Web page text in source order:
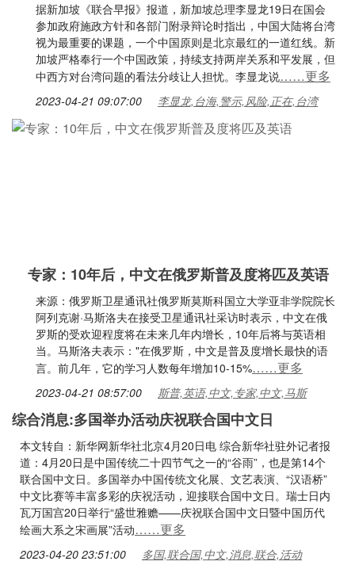
据新加坡《联合早报》报道，新加坡总理李显龙19日在国会
参加政府施政方针和各部门附录辩论时指出，中国大陆将台湾
视为最重要的课题，一个中国原则是北京最红的一道红线。新
加坡严格奉行一个中国政策，持续支持两岸关系和平发展，但
中西方对台湾问题的看法分歧让人担忧。李显龙说……更多
2023-04-21 09:07:00 李显龙,台海,警示,风险,正在,台湾
专家：10年后，中文在俄罗斯普及度将匹及英语
来源：俄罗斯卫星通讯社俄罗斯莫斯科国立大学亚非学院院长
阿列克谢·马斯洛夫在接受卫星通讯社采访时表示，中文在俄
罗斯的受欢迎程度将在未来几年内增长，10年后将与英语相
当。马斯洛夫表示："在俄罗斯，中文是普及度增长最快的语
言。前几年，它的学习人数每年增加10-15%……更多
2023-04-21 08:57:00 斯普,英语,中文,专家,中文,马斯
综合消息:多国举办活动庆祝联合国中文日
本文转自：新华网新华社北京4月20日电 综合新华社驻外记者报
道：4月20日是中国传统二十四节气之一的“谷雨”，也是第14个
联合国中文日。多国举办中国传统文化展、文艺表演、“汉语桥”
中文比赛等丰富多彩的庆祝活动，迎接联合国中文日。瑞士日内
瓦万国宫20日举行“盛世雅赡——庆祝联合国中文日暨中国历代
绘画大系之宋画展”活动……更多
2023-04-20 23:51:00 多国,联合国,中文,消息,联合,活动